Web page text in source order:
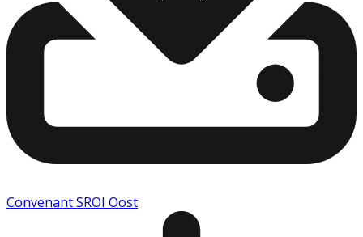
Convenant SROI Oost